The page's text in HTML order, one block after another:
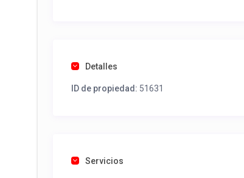
Detalles
ID de propiedad: 51631
Servicios